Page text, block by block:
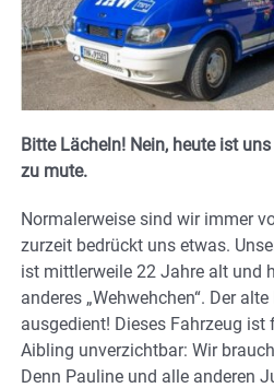
Bitte Lächeln! Nein, heute ist
zu mute.
Normalerweise sind wir immer
zurzeit bedrückt uns etwas.
ist mittlerweile 22 Jahre alt und
anderes „Wehwehchen“. Der
ausgedient! Dieses Fahrzeug ist
Aibling unverzichtbar: Wir
Denn Pauline und alle anderen